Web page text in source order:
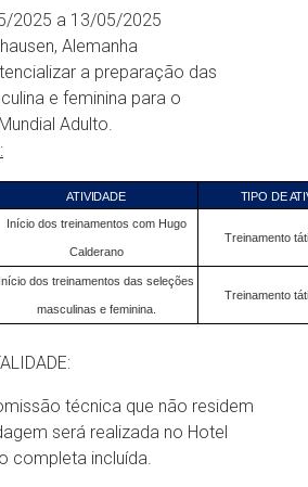
2025 a 13/05/2025
Alemanha
a preparação das
e feminina para o
Adulto.
ATIVIDADE TIPO DE
Início dos treinamentos com Hugo
Calderano
Treinamento
Início dos treinamentos das seleções
masculinas e feminina.
Treinamento
técnica que não residem
será realizada no Hotel
completa incluída.